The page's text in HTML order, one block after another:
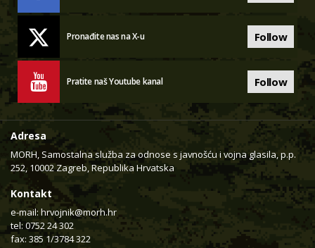
Pronađite nas na X-u Follow
Pratite naš Youtube kanal Follow
Adresa
MORH, Samostalna služba za odnose s javnošću i vojna glasila, p.p.
252, 10002 Zagreb, Republika Hrvatska
Kontakt
e-mail: hrvojnik@morh.hr
tel: 0752 24 302
fax: 385 1/3784 322